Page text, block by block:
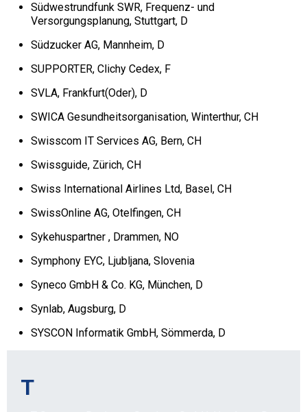
Südwestrundfunk SWR, Frequenz- und
Versorgungsplanung, Stuttgart, D
Südzucker AG, Mannheim, D
SUPPORTER, Clichy Cedex, F
SVLA, Frankfurt(Oder), D
SWICA Gesundheitsorganisation, Winterthur, CH
Swisscom IT Services AG, Bern, CH
Swissguide, Zürich, CH
Swiss International Airlines Ltd, Basel, CH
SwissOnline AG, Otelfingen, CH
Sykehuspartner , Drammen, NO
Symphony EYC, Ljubljana, Slovenia
Syneco GmbH & Co. KG, München, D
Synlab, Augsburg, D
SYSCON Informatik GmbH, Sömmerda, D
T